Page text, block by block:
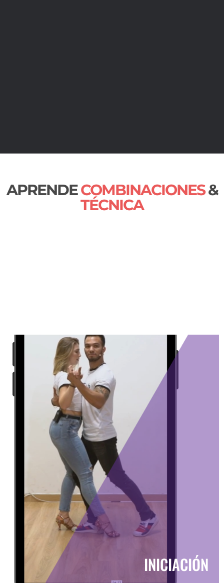
APRENDECOMBINACIONES&
TÉCNICA
INICIACIÓN